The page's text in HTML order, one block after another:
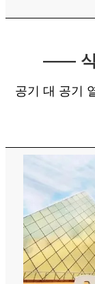
—— 식
공기 대 공기